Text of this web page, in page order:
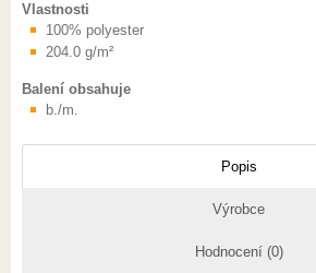
Vlastnosti
100% polyester
204.0 g/m²
Balení obsahuje
b./m.
Popis
Výrobce
Hodnocení (0)